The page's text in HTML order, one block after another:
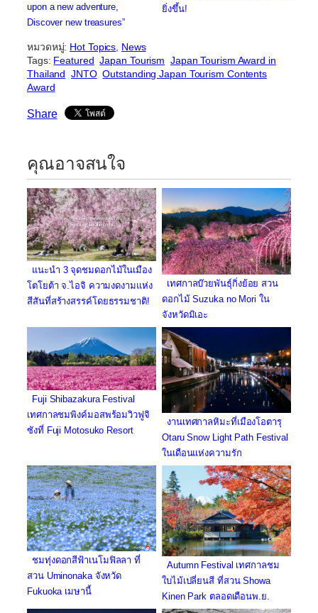
upon a new adventure,
Discover new treasures”
ยิ่งขึ้น!
หมวดหมู่: Hot Topics News
Tags: Featured Japan Tourism Japan Tourism Award in
Thailand JNTO Outstanding Japan Tourism Contents
Award
Share
คุณอาจสนใจ
แนะนำ 3 จุดชมดอกไม้ในเมือง
โตโยต้า จ.ไอจิ ความงดงามแห่ง
สีสันที่สร้างสรรค์โดยธรรมชาติ!
เทศกาลบ๊วยพันธุ์กิ่งย้อย สวน
ดอกไม้ Suzuka no Mori ใน
จังหวัดมิเอะ
Fuji Shibazakura Festival
เทศกาลชมพิงค์มอสพร้อมวิวฟูจิ
ซังที่ Fuji Motosuko Resort
งานเทศกาลหิมะที่เมืองโอตารุ
Otaru Snow Light Path Festival
ในเดือนแห่งความรัก
ชมทุ่งดอกสีฟ้าเนโมฟิลลา ที่
สวน Uminonaka จังหวัด
Fukuoka เมษานี้
Autumn Festival เทศกาลชม
ใบไม้เปลี่ยนสี ที่สวน Showa
Kinen Park ตลอดเดือนพ.ย.